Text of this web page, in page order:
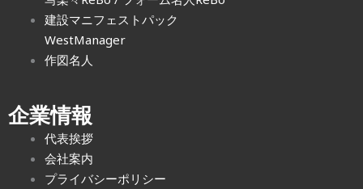
建設マニフェストパック
WestManager
作図名人
企業情報
代表挨拶
会社案内
プライバシーポリシー